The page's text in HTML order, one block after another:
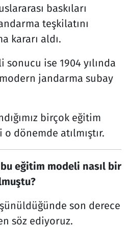
baskıları
teşkilatını
kararı aldı.
ise 1904 yılında
jandarma subay
birçok eğitim
dönemde atılmıştır.
eğitim modeli nasıl bir
son derece
söz ediyoruz.